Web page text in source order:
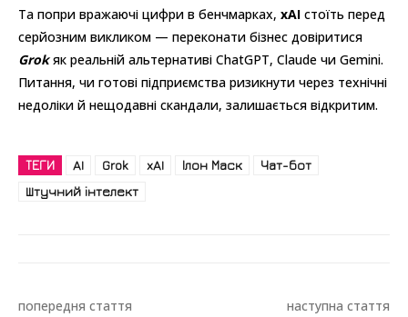
Та попри вражаючі цифри в бенчмарках, xAI стоїть перед
серйозним викликом — переконати бізнес довіритися
Grokяк реальній альтернативі ChatGPT, Claude чи Gemini.
Питання, чи готові підприємства ризикнути через технічні
недоліки й нещодавні скандали, залишається відкритим.
ТЕГИ AI Grok xAI Ілон Маск
Чат-бот
Штучний інтелект
попередня стаття наступна стаття